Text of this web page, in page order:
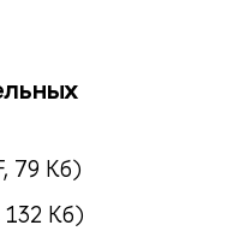
79 Кб)
132 Кб)